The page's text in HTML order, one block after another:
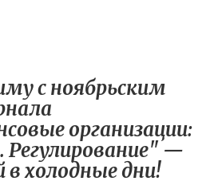
с ноябрьским
организации:
Регулирование" —
в холодные дни!